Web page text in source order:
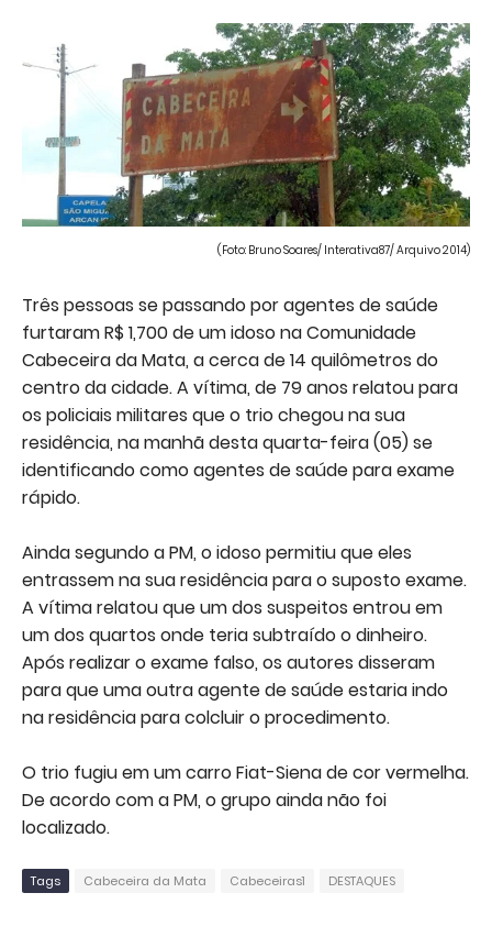
(Foto: Bruno Soares/ Interativa87/ Arquivo 2014)
Três pessoas se passando por agentes de saúde
furtaram R$ 1,700 de um idoso na Comunidade
Cabeceira da Mata, a cerca de 14 quilômetros do
centro da cidade. A vítima, de 79 anos relatou para
os policiais militares que o trio chegou na sua
residência, na manhã desta quarta-feira (05) se
identificando como agentes de saúde para exame
rápido.
Ainda segundo a PM, o idoso permitiu que eles
entrassem na sua residência para o suposto exame.
A vítima relatou que um dos suspeitos entrou em
um dos quartos onde teria subtraído o dinheiro.
Após realizar o exame falso, os autores disseram
para que uma outra agente de saúde estaria indo
na residência para colcluir o procedimento.
O trio fugiu em um carro Fiat-Siena de cor vermelha.
De acordo com a PM, o grupo ainda não foi
localizado.
Tags Cabeceira da Mata Cabeceiras1 DESTAQUES